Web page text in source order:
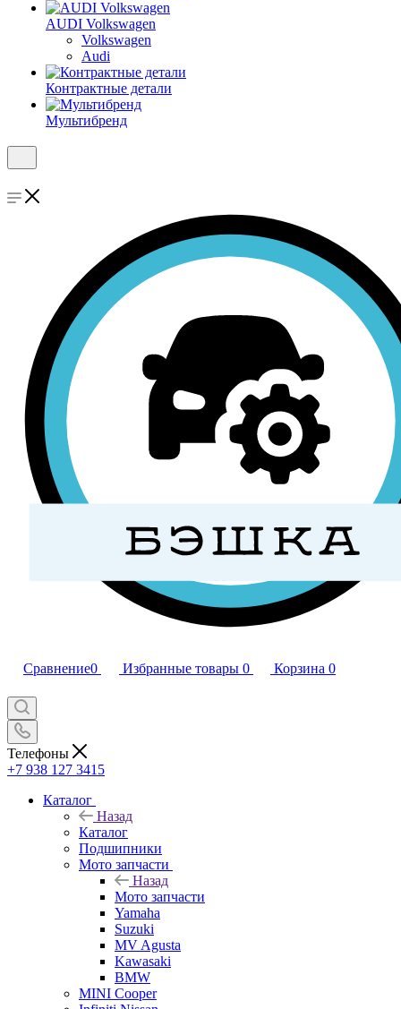
AUDI Volkswagen
Volkswagen
Audi
Контрактные детали
Мультибренд
Сравнение0 Избранные товары 0 Корзина 0
Телефоны
+7 938 127 3415
Каталог
Назад
Каталог
Подшипники
Мото запчасти
Назад
Мото запчасти
Yamaha
Suzuki
MV Agusta
Kawasaki
BMW
MINI Cooper